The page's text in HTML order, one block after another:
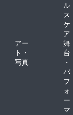
ル
ス
ケ
ア
アー
ト・
写真
舞
台
・
パ
フ
ォ
ー
マ